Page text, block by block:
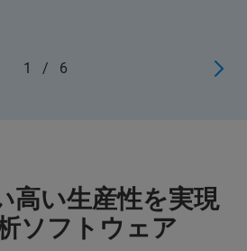
1 / 6
高い生産性を実現
ソフトウェア